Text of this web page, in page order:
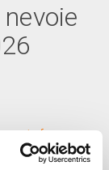
poate face cu o
la 10 minute